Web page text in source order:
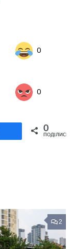
0
0
Поділитися0
ПОДІЛИСЬ
2